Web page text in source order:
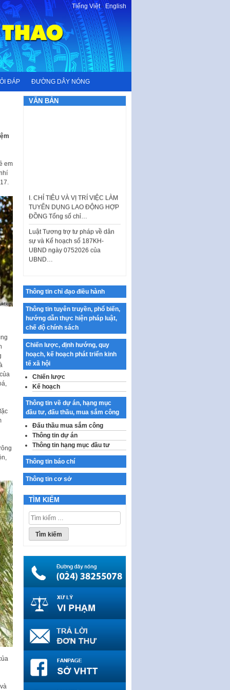
Tiếng Việt-English
ĐÁP ĐƯỜNG DÂY NÓNG
em
VĂN BẢN
TUYỂN DỤNG LAO ĐỘNG HỢP
ĐỒNG Tổng số chỉ…
Luật Tương trợ tư pháp về dân
sự và Kế hoạch số 187KH-
UBND ngày 0752026 của
UBND…
Ban hành Danh mục vị trí khai
Kế hoạch Tổ chức Cuộc thi
chính luận về bảo vệ nền tảng tư
tưởng của Đảng…
Công bố công khai dự toán kinh
phí xây dựng pháp luật, hoàn
thiện thể chế, chính…
Quy định về nghiên cứu, ứng
dụng khoa học, công nghệ, đổi
mới sáng tạo và chuyển…
Quy định chi tiết và hướng dẫn
thi hành một số điều của Luật Lý
lịch tư…
Sửa đổi, bổ sung một số nội
dung tại Nghị quyết số 30/NQ-
CP ngày 24 tháng 02…
Ban hành Chương trình hành
động của Chính phủ thực hiện
Nghị quyết số 02-NQ/TW ngày
17…
động hợp đồng theo Nghị định
số 111/2022/NĐ-CP ngày
30/12/2022 của Chính…
BTC của Bộ trưởng Bộ Tài…
Quy định về quản lý website
thương mại điện tử
Nghị quyết quy định điều kiện,
thủ tục tặng, thu hồi danh hiệu
"Công dân danh dự…
Nghị quyết quy định một số
khoa học, phát triển công…
Thông tin chỉ đạo điều hành
Thông tin tuyên truyền, phổ biến,
hướng dẫn thực hiện pháp luật,
chế độ chính sách
Chiến lược, định hướng, quy
hoạch, kế hoạch phát triển kinh
tế xã hội
Chiến lược
Kế hoạch
Thông tin về dự án, hạng mục
đầu tư, đấu thầu, mua sắm công
Đấu thầu mua sắm công
Thông tin dự án
Thông tin hạng mục đầu tư
Thông tin báo chí
Thông tin cơ sở
TÌM KIẾM
Tìm
kiếm
cho: